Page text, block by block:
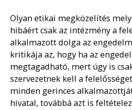
Olyan etikai megközelítés
hibáért csak az intézmény a
alkalmazott dolga az
kritikája az, hogy ha az
megtagadható, mert úgy is
szervezetnek kell a
minden gerinces
hivatal, továbbá azt is